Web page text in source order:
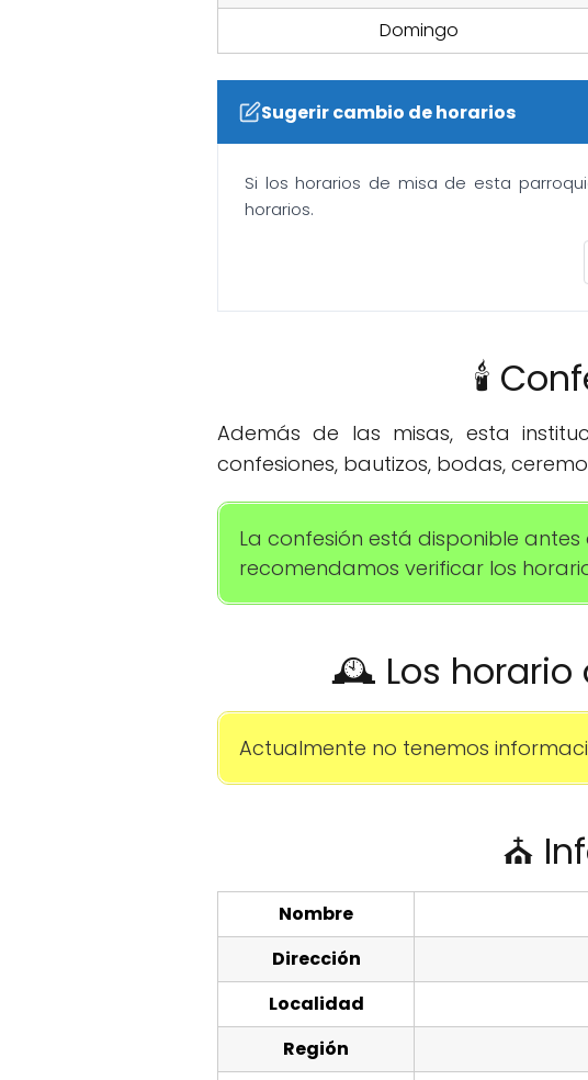
Domingo
Sugerir cambio de horarios
Si los horarios de misa de esta
horarios.
🕯️
Además de las misas, esta
confesiones, bautizos, bodas,
La confesión está disponible
recomendamos verificar los
🕰️ Los horario
Actualmente no tenemos
⛪
Nombre
Dirección
Localidad
Región